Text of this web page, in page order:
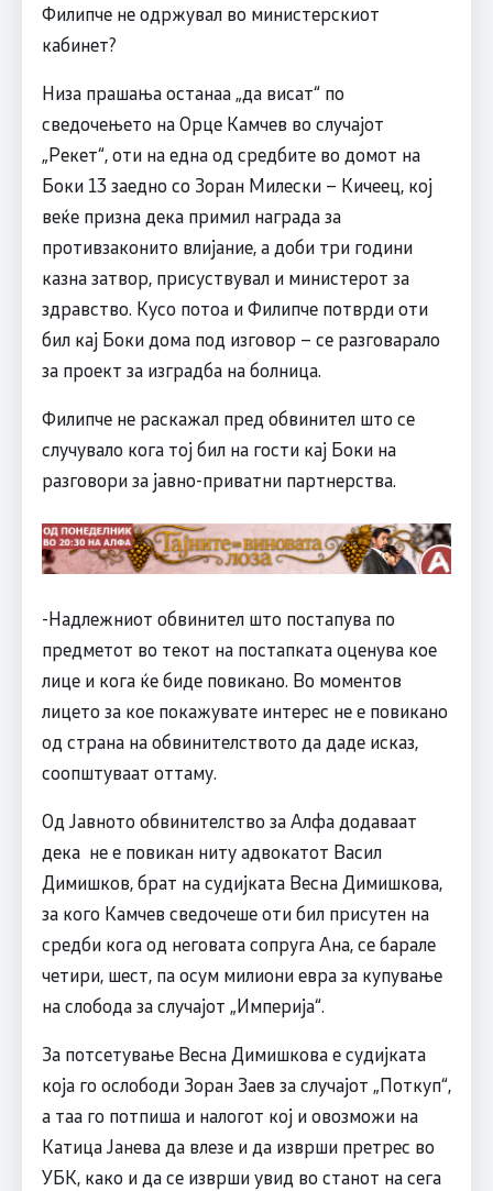
Филипче не одржувал во министерскиот
кабинет?
Низа прашања останаа „да висат“ по
сведочењето на Орце Камчев во случајот
„Рекет“, оти на една од средбите во домот на
Боки 13 заедно со Зоран Милески – Кичеец, кој
веќе призна дека примил награда за
противзаконито влијание, а доби три години
казна затвор, присуствувал и министерот за
здравство. Кусо потоа и Филипче потврди оти
бил кај Боки дома под изговор – се разговарало
за проект за изградба на бoлницa.
Филипче не раскажал пред обвинител што се
случувало кога тој бил на гости кај Боки на
разговори за јавно-приватни партнерства.
-Надлежниот обвинител што постапува по
предметот во текот на постапката оценува кое
лице и кога ќе биде повикано. Во моментов
лицето за кое покажувате интерес не е повикано
од страна на обвинителството да даде исказ,
соопштуваат оттаму.
Од Јавното обвинителство за Алфа додаваат
дека не е повикан ниту адвокатот Васил
Димишков, брат на судијката Весна Димишкова,
за кого Камчев сведочеше оти бил присутен на
средби кога од неговата сопруга Ана, се барале
четири, шест, па осум милиони евра за купување
на слобода за случајот „Империја“.
За потсетување Весна Димишкова е судијката
која го ослободи Зоран Заев за случајот „Поткуп“,
а таа го потпиша и налогот кој и овозможи на
Катица Јанева да влезе и да изврши претрес во
УБК, како и да се изврши увид во станот на сега